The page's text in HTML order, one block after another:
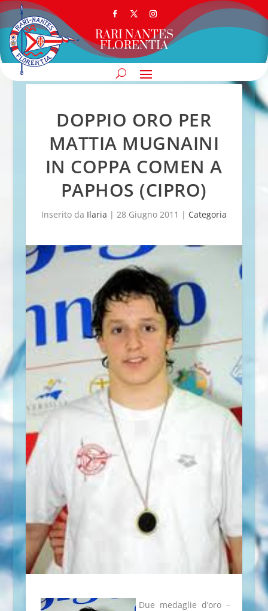
RARI NANTES
FLORENTIA
DOPPIO ORO PER
MATTIA MUGNAINI
IN COPPA COMEN A
PAPHOS (CIPRO)
Inserito da Ilaria | 28 Giugno 2011 | Categoria
Due medaglie d’oro –